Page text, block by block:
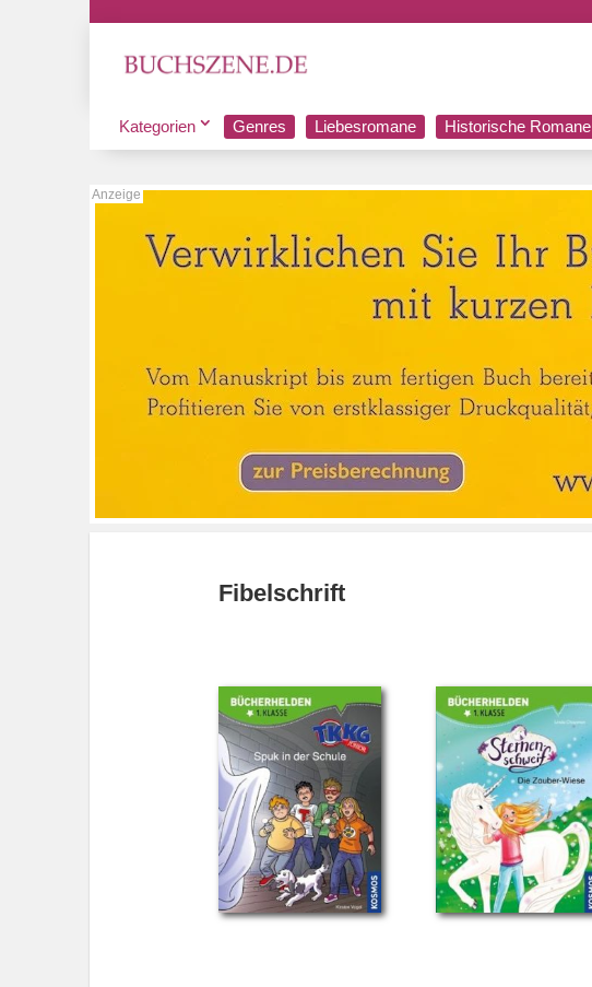
Kategorien Genres Liebesromane Historische Romane
Fibelschrift